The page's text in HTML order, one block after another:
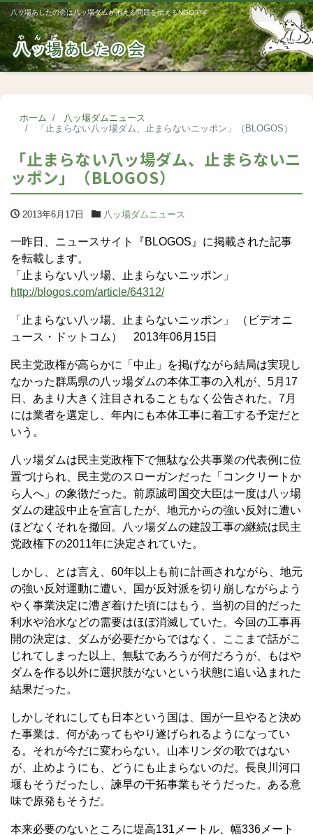
八ッ場あしたの会は八ッ場ダムが抱える問題を伝えるNGOです
ホーム
八ッ場ダムニュース
「止まらない八ッ場ダム、止まらないニッポン」（BLOGOS）
「止まらない八ッ場ダム、止まらないニ
ッポン」（BLOGOS）
2013年6月17日 八ッ場ダムニュース
一昨日、ニュースサイト『BLOGOS』に掲載された記事
を転載します。
「止まらない八ッ場、止まらないニッポン」
http://blogos.com/article/64312/
「止まらない八ッ場、止まらないニッポン」 （ビデオニ
ュース・ドットコム） 2013年06月15日
民主党政権が高らかに「中止」を掲げながら結局は実現し
なかった群馬県の八ッ場ダムの本体工事の入札が、5月17
日、あまり大きく注目されることもなく公告された。7月
には業者を選定し、年内にも本体工事に着工する予定だと
いう。
八ッ場ダムは民主党政権下で無駄な公共事業の代表例に位
置づけられ、民主党のスローガンだった「コンクリートか
ら人へ」の象徴だった。前原誠司国交大臣は一度は八ッ場
ダムの建設中止を宣言したが、地元からの強い反対に遭い
ほどなくそれを撤回。八ッ場ダムの建設工事の継続は民主
党政権下の2011年に決定されていた。
しかし、とは言え、60年以上も前に計画されながら、地元
の強い反対運動に遭い、国が反対派を切り崩しながらよう
やく事業決定に漕ぎ着けた頃にはもう、当初の目的だった
利水や治水などの需要はほぼ消滅していた。今回の工事再
開の決定は、ダムが必要だからではなく、ここまで話がこ
じれてしまった以上、無駄であろうが何だろうが、もはや
ダムを作る以外に選択肢がないという状態に追い込まれた
結果だった。
しかしそれにしても日本という国は、国が一旦やると決め
た事業は、何があってもやり遂げられるようになってい
る。それが今だに変わらない。山本リンダの歌ではない
が、止めようにも、どうにも止まらないのだ。長良川河口
堰もそうだったし、諫早の干拓事業もそうだった。ある意
味で原発もそうだ。
本来必要のないところに堤高131メートル、幅336メート